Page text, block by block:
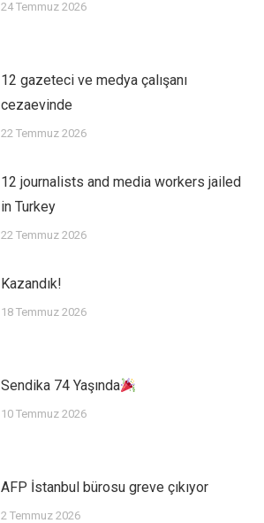
24 Temmuz 2026
12 gazeteci ve medya çalışanı
cezaevinde
22 Temmuz 2026
12 journalists and media workers jailed
in Turkey
22 Temmuz 2026
Kazandık!
18 Temmuz 2026
Sendika 74 Yaşında
10 Temmuz 2026
AFP İstanbul bürosu greve çıkıyor
2 Temmuz 2026